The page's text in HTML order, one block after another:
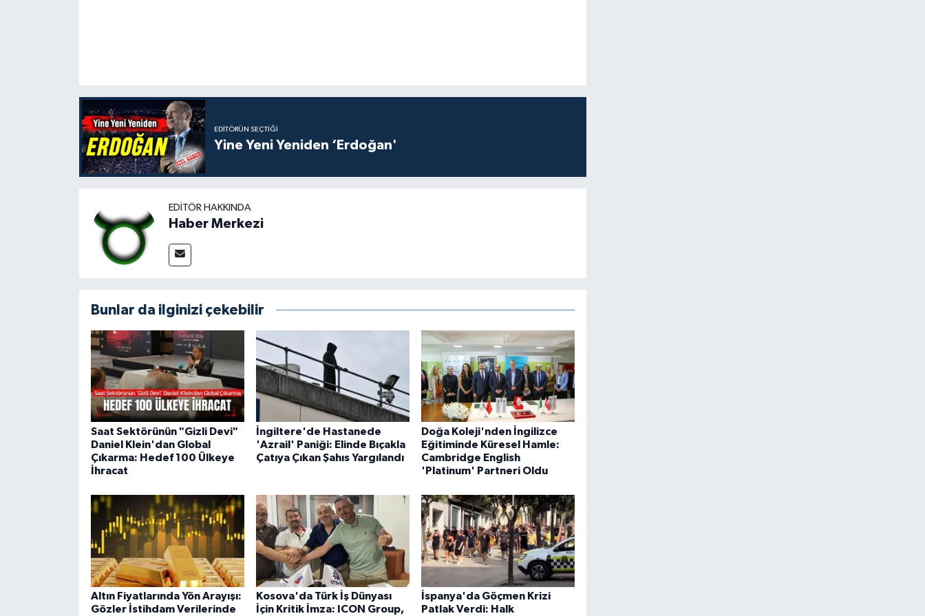
EDITÖRÜN SEÇTIĞI
Yine Yeni Yeniden ‘Erdoğan'
EDITÖR HAKKINDA
Haber Merkezi
Bunlar da ilginizi çekebilir
Saat Sektörünün "Gizli Devi"
Daniel Klein'dan Global
Çıkarma: Hedef 100 Ülkeye
İhracat
İngiltere'de Hastanede
'Azrail' Paniği: Elinde Bıçakla
Çatıya Çıkan Şahıs Yargılandı
Doğa Koleji'nden İngilizce
Eğitiminde Küresel Hamle:
Cambridge English
'Platinum' Partneri Oldu
Altın Fiyatlarında Yön Arayışı:
Gözler İstihdam Verilerinde
Kosova'da Türk İş Dünyası
İçin Kritik İmza: ICON Group,
İspanya'da Göçmen Krizi
Patlak Verdi: Halk